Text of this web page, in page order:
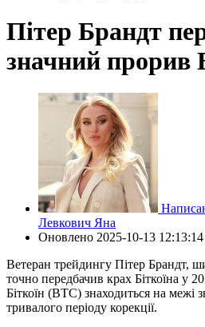
Пітер Брандт
значний прорив
Левкович Яна
Оновлено 2025-10-13 12:13:14
Ветеран трейдингу Пітер Брандт,
точно передбачив крах Біткоїна у
Біткоїн (BTC) знаходиться на межі
тривалого періоду корекції.